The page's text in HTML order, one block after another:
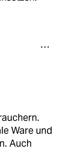
Ware und
Auch